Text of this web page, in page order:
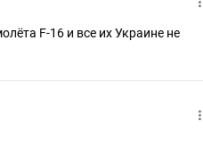
F-16 и все их Украине не